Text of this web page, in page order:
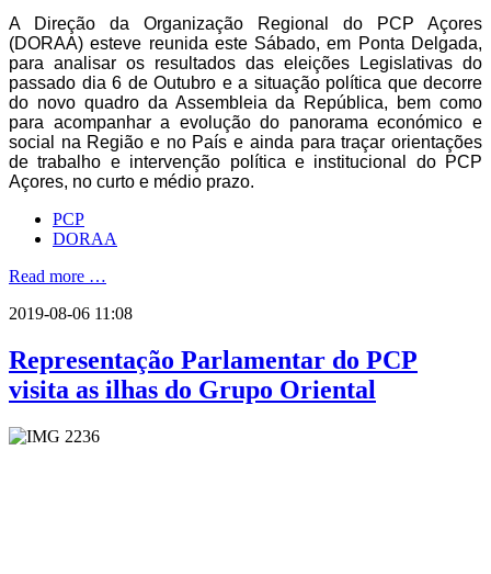
A Direção da Organização Regional do PCP Açores
(DORAA) esteve reunida este Sábado, em Ponta Delgada,
para analisar os resultados das eleições Legislativas do
passado dia 6 de Outubro e a situação política que decorre
do novo quadro da Assembleia da República, bem como
para acompanhar a evolução do panorama económico e
social na Região e no País e ainda para traçar orientações
de trabalho e intervenção política e institucional do PCP
Açores, no curto e médio prazo.
PCP
DORAA
Read more …
2019-08-06 11:08
Representação Parlamentar do PCP
visita as ilhas do Grupo Oriental